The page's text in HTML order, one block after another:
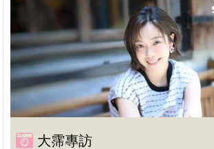
大霈專訪